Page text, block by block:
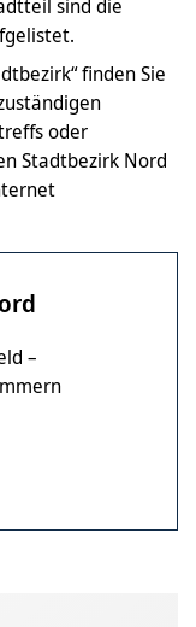
sind die
finden Sie
oder
Stadtbezirk Nord
–